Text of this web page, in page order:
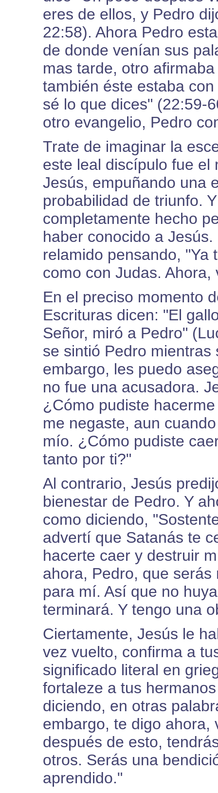
eres de ellos, y Pedro
22:58). Ahora Pedro
de donde venían sus
mas tarde, otro
también éste estaba
sé lo que dices" (22:59-
otro evangelio, Pedro
Trate de imaginar la
este leal discípulo fue el
Jesús, empuñando una
probabilidad de triunfo.
completamente hecho
haber conocido a
relamido pensando, "Ya
como con Judas.
En el preciso momento
Escrituras dicen: "El
Señor, miró a Pedro"
se sintió Pedro
embargo, les puedo
no fue una acusadora.
¿Cómo pudiste
me negaste, aun
mío. ¿Cómo pudiste
tanto por ti?"
Al contrario, Jesús
bienestar de Pedro. Y
como diciendo,
advertí que Satanás te
hacerte caer y destruir
ahora, Pedro, que
para mí. Así que no
terminará. Y tengo una
Ciertamente, Jesús le
vez vuelto, confirma a
significado literal en
fortaleze a tus
diciendo, en otras
embargo, te digo ahora,
después de esto,
otros. Serás una
aprendido."